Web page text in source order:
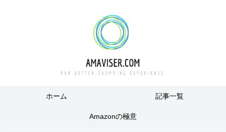
ホーム 記事一覧
Amazonの極意